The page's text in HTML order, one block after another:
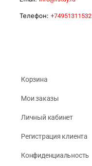
Телефон: +74951311532
Корзина
Мои заказы
Личный кабинет
Регистрация клиента
Конфиденциальность